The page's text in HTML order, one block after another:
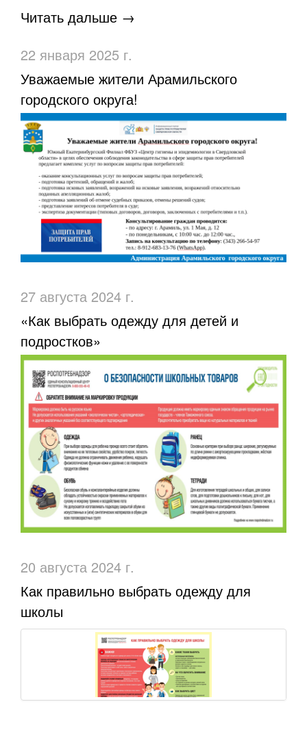
Читать дальше →
22 января 2025 г.
​Уважаемые жители Арамильского
городского округа!
27 августа 2024 г.
«Как выбрать одежду для детей и
подростков»
20 августа 2024 г.
Как правильно выбрать одежду для
школы